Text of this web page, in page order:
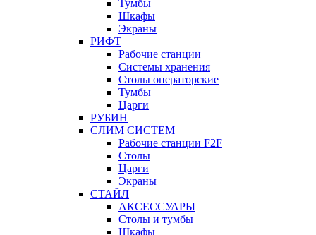
Тумбы
Шкафы
Экраны
РИФТ
Рабочие станции
Системы хранения
Столы операторские
Тумбы
Царги
РУБИН
СЛИМ СИСТЕМ
Рабочие станции F2F
Столы
Царги
Экраны
СТАЙЛ
АКСЕССУАРЫ
Столы и тумбы
Шкафы